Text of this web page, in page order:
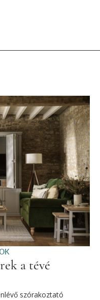
a tévé
szórakoztató